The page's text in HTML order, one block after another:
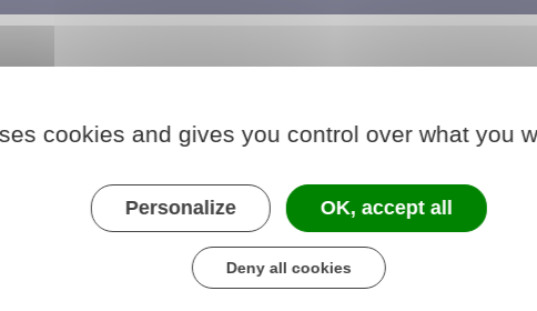
cookies and gives you control over what you
Personalize OK, accept all
Deny all cookies